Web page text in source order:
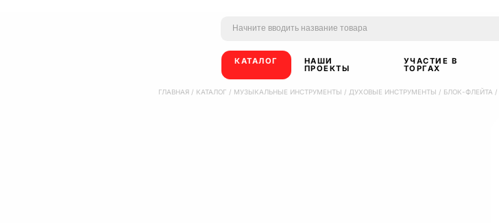
КАТАЛОГ НАШИ
ПРОЕКТЫ
УЧАСТИЕ В
ТОРГАХ
ГЛАВНАЯ / КАТАЛОГ / МУЗЫКАЛЬНЫЕ ИНСТРУМЕНТЫ / ДУХОВЫЕ ИНСТРУМЕНТЫ / БЛОК-ФЛЕЙТА /